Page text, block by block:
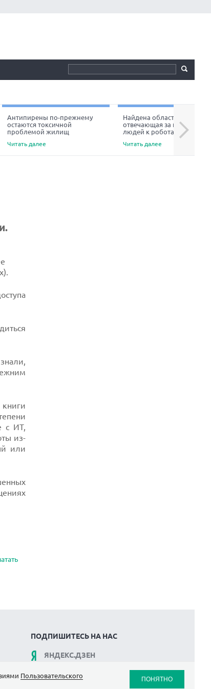
Антипирены по-прежнему
остаются токсичной
проблемой жилищ
Читать далее
Найдена область мозга,
отвечающая за неприязнь
людей к роботам
Читать далее
Next
с ИТ,
из-
или
ПОДПИШИТЕСЬ НА НАС
ЯНДЕКС.ДЗЕН
ВКОНТАКТЕ
Пользовательского
ПОНЯТНО